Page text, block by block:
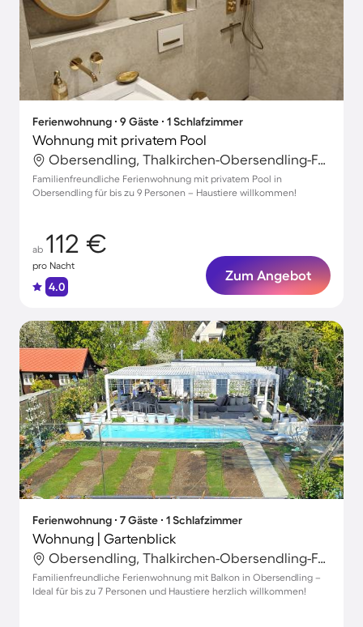
Ferienwohnung ∙ 9 Gäste ∙ 1 Schlafzimmer
Wohnung mit privatem Pool
Obersendling, Thalkirchen-Obersendling-Forstenried-Fürstenried-Solln, München
Familienfreundliche Ferienwohnung mit privatem Pool in
Obersendling für bis zu 9 Personen – Haustiere willkommen!
ab 112 €
pro Nacht
4.0
Zum Angebot
Ferienwohnung ∙ 7 Gäste ∙ 1 Schlafzimmer
Wohnung | Gartenblick
Obersendling, Thalkirchen-Obersendling-Forstenried-Fürstenried-Solln, München
Familienfreundliche Ferienwohnung mit Balkon in Obersendling –
Ideal für bis zu 7 Personen und Haustiere herzlich willkommen!